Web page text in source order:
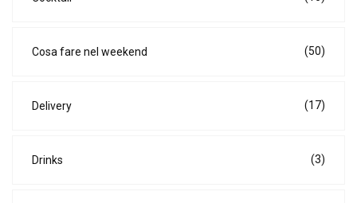
Cosa fare nel weekend (50)
Delivery (17)
Drinks (3)